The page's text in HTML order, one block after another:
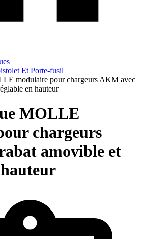
Et Porte-fusil
modulaire pour chargeurs AKM avec
en hauteur
MOLLE
chargeurs
amovible et